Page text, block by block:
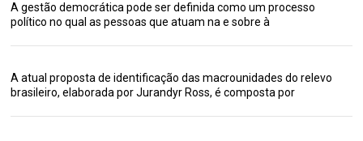
A gestão democrática pode ser definida como um processo
político no qual as pessoas que atuam na e sobre à
A atual proposta de identificação das macrounidades do relevo
brasileiro, elaborada por Jurandyr Ross, é composta por